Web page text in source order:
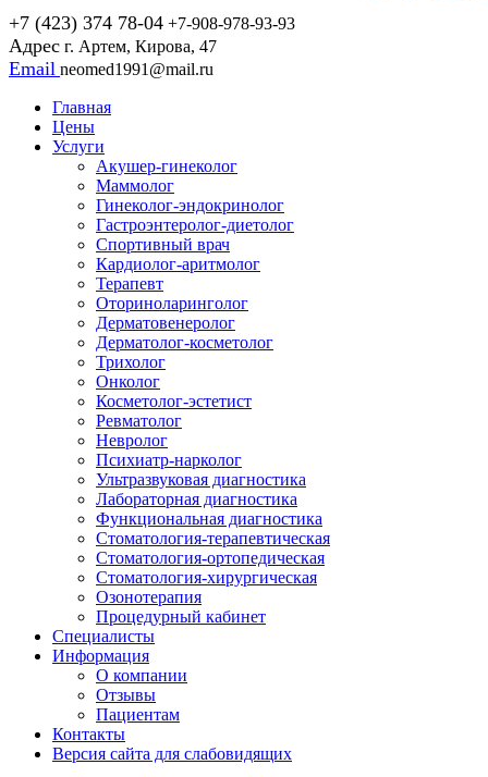
+7 (423) 374 78-04 +7-908-978-93-93
Адрес г. Артем, Кирова, 47
Email neomed1991@mail.ru
Главная
Цены
Услуги
Акушер-гинеколог
Маммолог
Гинеколог-эндокринолог
Гастроэнтеролог-диетолог
Спортивный врач
Кардиолог-аритмолог
Терапевт
Оториноларинголог
Дерматовенеролог
Дерматолог-косметолог
Трихолог
Онколог
Косметолог-эстетист
Ревматолог
Невролог
Психиатр-нарколог
Ультразвуковая диагностика
Лабораторная диагностика
Функциональная диагностика
Стоматология-терапевтическая
Стоматология-ортопедическая
Стоматология-хирургическая
Озонотерапия
Процедурный кабинет
Специалисты
Информация
О компании
Отзывы
Пациентам
Контакты
Версия сайта для слабовидящих